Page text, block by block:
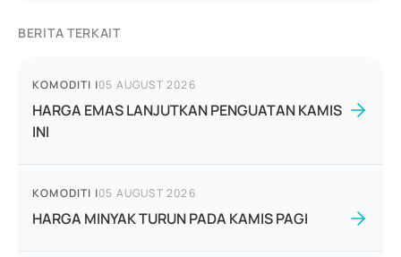
BERITA TERKAIT
KOMODITI |05 AUGUST 2026
HARGA EMAS LANJUTKAN PENGUATAN KAMIS
INI
KOMODITI |05 AUGUST 2026
HARGA MINYAK TURUN PADA KAMIS PAGI